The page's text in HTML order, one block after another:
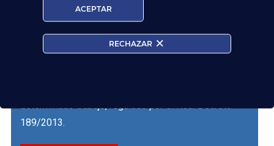
¿Qué es el Certificado
de Profesionalidad
189/2013.
ACEPTAR
RECHAZAR